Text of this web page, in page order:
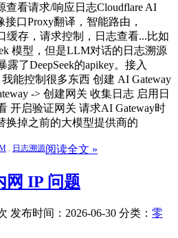
查看请求/响应日志Cloudflare AI
口Proxy翻译，智能路由，
缓存，请求控制，日志查看...比如
模型，但是LLM对话的日志溯源
了DeepSeek的apikey。接入
我能控制很多东西 创建 AI Gateway
-> 创建网关 收集日志 启用日
开启验证网关 请求AI Gateway时
换掉之前的大模型提供商的
日志溯源阅读全文 »
网 IP 问题
发布时间：2026-06-30 分类： 零